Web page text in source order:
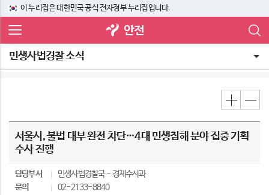
이 누리집은 대한민국 공식 전자정부 누리집입니다.
안전
민생사법경찰 소식
서울시, 불법 대부 완전 차단…4대 민생침해 분야 집중 기획
수사 진행
담당부서 민생사법경찰국
경제수사과
문의
02-2133-8840